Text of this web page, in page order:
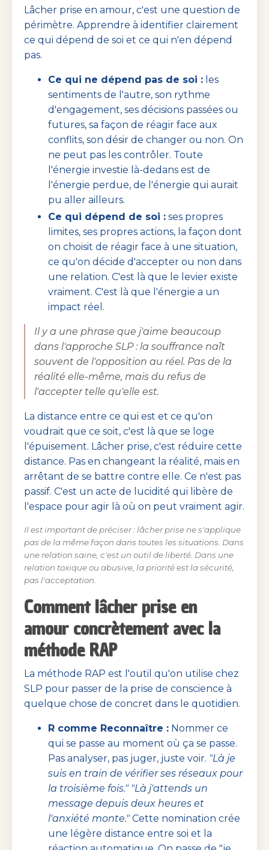
Lâcher prise en amour, c'est une question de
périmètre. Apprendre à identifier clairement
ce qui dépend de soi et ce qui n'en dépend
pas.
Ce qui ne dépend pas de soi : les
sentiments de l'autre, son rythme
d'engagement, ses décisions passées ou
futures, sa façon de réagir face aux
conflits, son désir de changer ou non. On
ne peut pas les contrôler. Toute
l'énergie investie là-dedans est de
l'énergie perdue, de l'énergie qui aurait
pu aller ailleurs.
Ce qui dépend de soi : ses propres
limites, ses propres actions, la façon dont
on choisit de réagir face à une situation,
ce qu'on décide d'accepter ou non dans
une relation. C'est là que le levier existe
vraiment. C'est là que l'énergie a un
impact réel.
Il y a une phrase que j'aime beaucoup
dans l'approche SLP : la souffrance naît
souvent de l'opposition au réel. Pas de la
réalité elle-même, mais du refus de
l'accepter telle qu'elle est.
La distance entre ce qui est et ce qu'on
voudrait que ce soit, c'est là que se loge
l'épuisement. Lâcher prise, c'est réduire cette
distance. Pas en changeant la réalité, mais en
arrêtant de se battre contre elle. Ce n'est pas
passif. C'est un acte de lucidité qui libère de
l'espace pour agir là où on peut vraiment agir.
Il est important de préciser : lâcher prise ne s'applique
pas de la même façon dans toutes les situations. Dans
une relation saine, c'est un outil de liberté. Dans une
relation toxique ou abusive, la priorité est la sécurité,
pas l'acceptation.
Comment lâcher prise en
amour concrètement avec la
méthode RAP
La méthode RAP est l'outil qu'on utilise chez
SLP pour passer de la prise de conscience à
quelque chose de concret dans le quotidien.
R comme Reconnaître : Nommer ce
qui se passe au moment où ça se passe.
Pas analyser, pas juger, juste voir. "Là je
suis en train de vérifier ses réseaux pour
la troisième fois." "Là j'attends un
message depuis deux heures et
l'anxiété monte."Cette nomination crée
une légère distance entre soi et la